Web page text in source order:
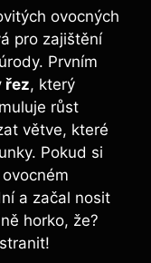
ovocných
pro zajištění
Prvním
řez, který
růst
větve, které
Pokud si
a začal nosit
horko, že?